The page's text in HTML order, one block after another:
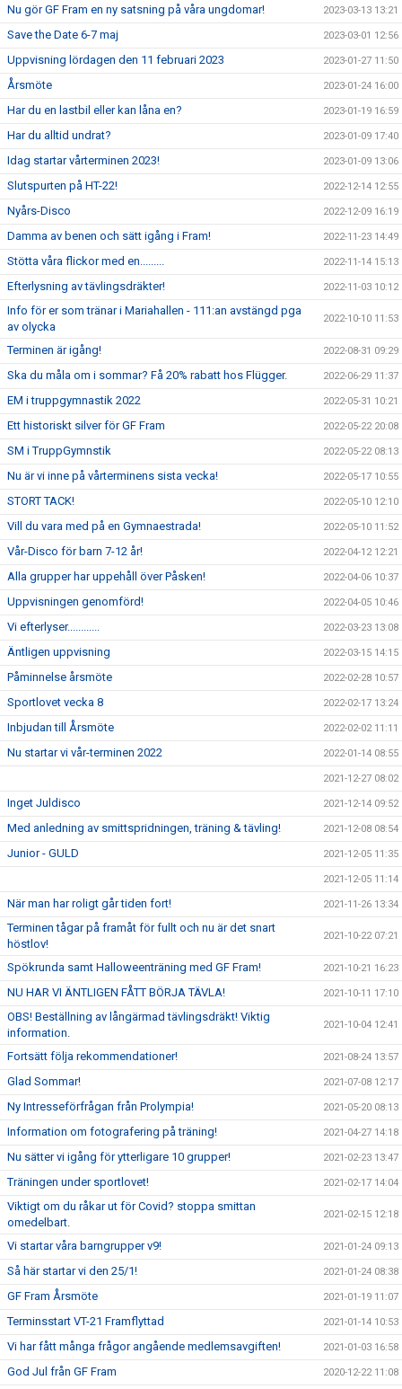
Nu gör GF Fram en ny satsning på våra ungdomar! 2023-03-13 13:21
Save the Date 6-7 maj 2023-03-01 12:56
Uppvisning lördagen den 11 februari 2023 2023-01-27 11:50
Årsmöte 2023-01-24 16:00
Har du en lastbil eller kan låna en? 2023-01-19 16:59
Har du alltid undrat? 2023-01-09 17:40
Idag startar vårterminen 2023! 2023-01-09 13:06
Slutspurten på HT-22! 2022-12-14 12:55
Nyårs-Disco 2022-12-09 16:19
Damma av benen och sätt igång i Fram! 2022-11-23 14:49
Stötta våra flickor med en......... 2022-11-14 15:13
Efterlysning av tävlingsdräkter! 2022-11-03 10:12
Info för er som tränar i Mariahallen - 111:an avstängd pga
av olycka
2022-10-10 11:53
Terminen är igång! 2022-08-31 09:29
Ska du måla om i sommar? Få 20% rabatt hos Flügger. 2022-06-29 11:37
EM i truppgymnastik 2022 2022-05-31 10:21
Ett historiskt silver för GF Fram 2022-05-22 20:08
SM i TruppGymnstik 2022-05-22 08:13
Nu är vi inne på vårterminens sista vecka! 2022-05-17 10:55
STORT TACK! 2022-05-10 12:10
Vill du vara med på en Gymnaestrada! 2022-05-10 11:52
Vår-Disco för barn 7-12 år! 2022-04-12 12:21
Alla grupper har uppehåll över Påsken! 2022-04-06 10:37
Uppvisningen genomförd! 2022-04-05 10:46
Vi efterlyser............ 2022-03-23 13:08
Äntligen uppvisning 2022-03-15 14:15
Påminnelse årsmöte 2022-02-28 10:57
Sportlovet vecka 8 2022-02-17 13:24
Inbjudan till Årsmöte 2022-02-02 11:11
Nu startar vi vår-terminen 2022 2022-01-14 08:55
2021-12-27 08:02
Inget Juldisco 2021-12-14 09:52
Med anledning av smittspridningen, träning & tävling! 2021-12-08 08:54
Junior - GULD 2021-12-05 11:35
2021-12-05 11:14
När man har roligt går tiden fort! 2021-11-26 13:34
Terminen tågar på framåt för fullt och nu är det snart
höstlov!
2021-10-22 07:21
Spökrunda samt Halloweenträning med GF Fram! 2021-10-21 16:23
NU HAR VI ÄNTLIGEN FÅTT BÖRJA TÄVLA! 2021-10-11 17:10
OBS! Beställning av långärmad tävlingsdräkt! Viktig
information.
2021-10-04 12:41
Fortsätt följa rekommendationer! 2021-08-24 13:57
Glad Sommar! 2021-07-08 12:17
Ny Intresseförfrågan från Prolympia! 2021-05-20 08:13
Information om fotografering på träning! 2021-04-27 14:18
Nu sätter vi igång för ytterligare 10 grupper! 2021-02-23 13:47
Träningen under sportlovet! 2021-02-17 14:04
Viktigt om du råkar ut för Covid? stoppa smittan
omedelbart.
2021-02-15 12:18
Vi startar våra barngrupper v9! 2021-01-24 09:13
Så här startar vi den 25/1! 2021-01-24 08:38
GF Fram Årsmöte 2021-01-19 11:07
Terminsstart VT-21 Framflyttad 2021-01-14 10:53
Vi har fått många frågor angående medlemsavgiften! 2021-01-03 16:58
God Jul från GF Fram 2020-12-22 11:08